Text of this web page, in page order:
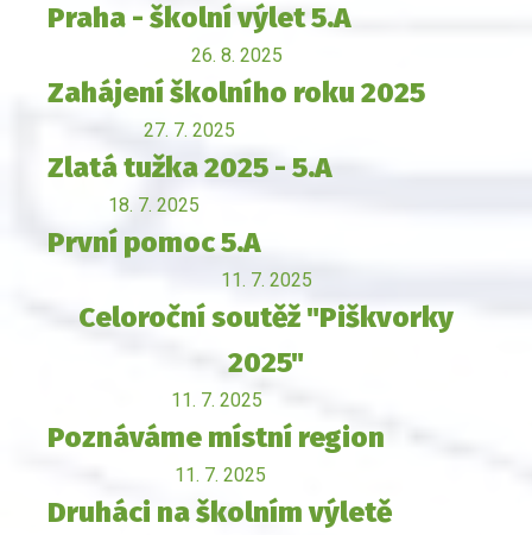
Praha - školní výlet 5.A
26. 8. 2025
Zahájení školního roku 2025
27. 7. 2025
Zlatá tužka 2025 - 5.A
18. 7. 2025
První pomoc 5.A
11. 7. 2025
Celoroční soutěž "Piškvorky
2025"
11. 7. 2025
Poznáváme místní region
11. 7. 2025
Druháci na školním výletě